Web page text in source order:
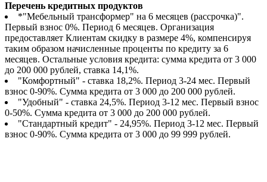
Перечень кредитных продуктов
*"Мебельный трансформер" на 6 месяцев (рассрочка)".
Первый взнос 0%. Период 6 месяцев. Организация
предоставляет Клиентам скидку в размере 4%, компенсируя
таким образом начисленные проценты по кредиту за 6
месяцев. Остальные условия кредита: сумма кредита от 3 000
до 200 000 рублей, ставка 14,1%.
"Комфортный" - ставка 18,2%. Период 3-24 мес. Первый
взнос 0-90%. Сумма кредита от 3 000 до 200 000 рублей.
"Удобный" - ставка 24,5%. Период 3-12 мес. Первый взнос
0-50%. Сумма кредита от 3 000 до 200 000 рублей.
"Стандартный кредит" - 24,95%. Период 3-12 мес. Первый
взнос 0-90%. Сумма кредита от 3 000 до 99 999 рублей.